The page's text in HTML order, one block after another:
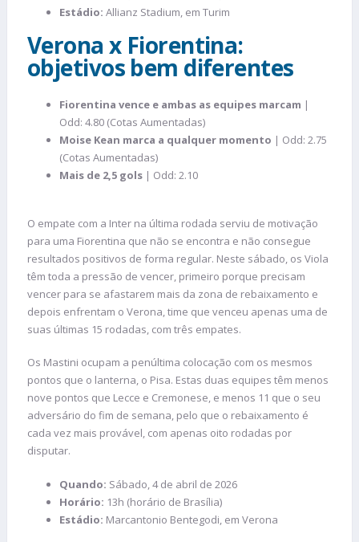
Estádio: Allianz Stadium, em Turim
Verona x Fiorentina:
objetivos bem diferentes
Fiorentina vence e ambas as equipes marcam |
Odd: 4.80 (Cotas Aumentadas)
Moise Kean marca a qualquer momento | Odd: 2.75
(Cotas Aumentadas)
Mais de 2,5 gols | Odd: 2.10
O empate com a Inter na última rodada serviu de motivação
para uma Fiorentina que não se encontra e não consegue
resultados positivos de forma regular. Neste sábado, os Viola
têm toda a pressão de vencer, primeiro porque precisam
vencer para se afastarem mais da zona de rebaixamento e
depois enfrentam o Verona, time que venceu apenas uma de
suas últimas 15 rodadas, com três empates.
Os Mastini ocupam a penúltima colocação com os mesmos
pontos que o lanterna, o Pisa. Estas duas equipes têm menos
nove pontos que Lecce e Cremonese, e menos 11 que o seu
adversário do fim de semana, pelo que o rebaixamento é
cada vez mais provável, com apenas oito rodadas por
disputar.
Quando: Sábado, 4 de abril de 2026
Horário: 13h (horário de Brasília)
Estádio: Marcantonio Bentegodi, em Verona